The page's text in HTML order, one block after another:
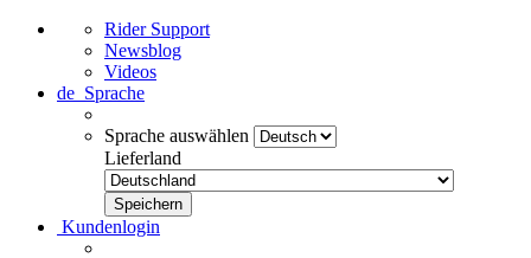
Rider Support
Newsblog
Videos
de Sprache
Sprache auswählen
Lieferland
Kundenlogin